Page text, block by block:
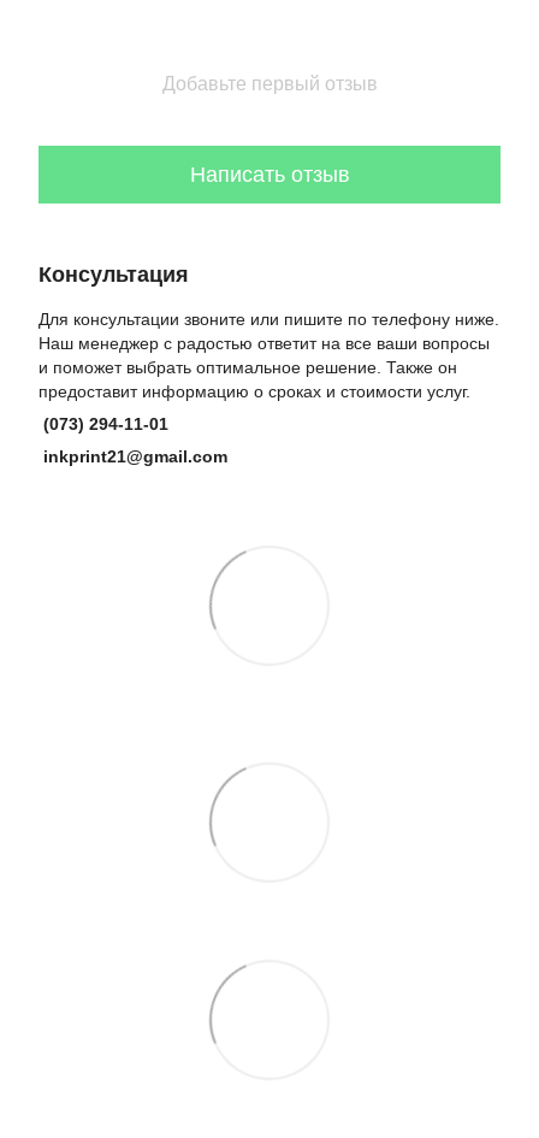
Добавьте первый отзыв
Написать отзыв
Консультация
Для консультации звоните или пишите по телефону ниже.
Наш менеджер с радостью ответит на все ваши вопросы
и поможет выбрать оптимальное решение. Также он
предоставит информацию о сроках и стоимости услуг.
(073) 294-11-01
inkprint21@gmail.com